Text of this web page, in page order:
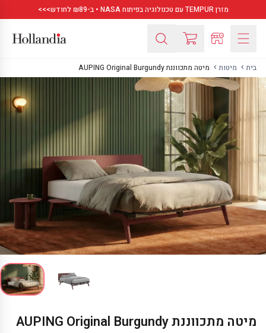
מזרן TEMPUR עם טכנולוגיה בפיתוח NASA • ב-₪89 לחודש>>>
בית מיטות מיטה מתכווננת AUPING Original Burgundy
מיטה מתכווננת AUPING Original Burgundy